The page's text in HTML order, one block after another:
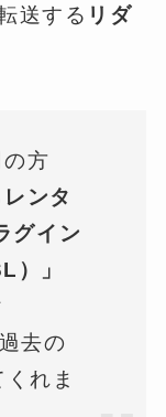
送する リダ
方
レンタ
グイン
）」
去の
れま